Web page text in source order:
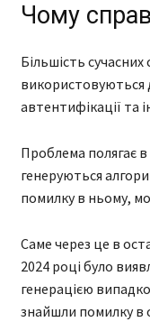
Чому
Більшість
використовуються
автентифікації та
Проблема полягає
генеруються
помилку в ньому,
Саме через це в
2024 році було
генерацією
знайшли помилку в